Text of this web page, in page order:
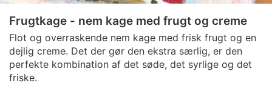
Frugtkage - nem kage med frugt og creme
Flot og overraskende nem kage med frisk frugt og en
dejlig creme. Det der gør den ekstra særlig, er den
perfekte kombination af det søde, det syrlige og det
friske.